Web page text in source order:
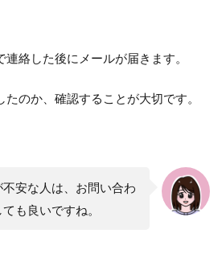
絡した後にメールが届きます。
のか、確認することが大切です。
安な人は、お問い合わ
も良いですね。